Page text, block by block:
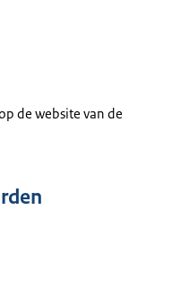
de website van de